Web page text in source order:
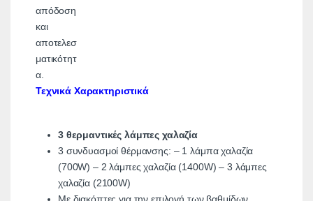
απόδοση
και
αποτελεσ
ματικότητ
α.
Τεχνικά Χαρακτηριστικά
3 θερμαντικές λάμπες χαλαζία
3 συνδυασμοί θέρμανσης: – 1 λάμπα χαλαζία
(700W) – 2 λάμπες χαλαζία (1400W) – 3 λάμπες
χαλαζία (2100W)
Με διακόπτες για την επιλογή των βαθμίδων